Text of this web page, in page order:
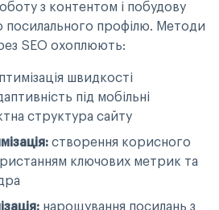
з контентом і побудову
посилального профілю. Методи
SEO охоплюють:
швидкості
під мобільні
структура сайту
створення корисного
ключових метрик та
нарощування посилань з